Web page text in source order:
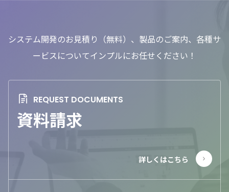
システム開発のお見積り（無料）、製品のご案内、各種サ
ービスについてインプルにお任せください！
資料請求